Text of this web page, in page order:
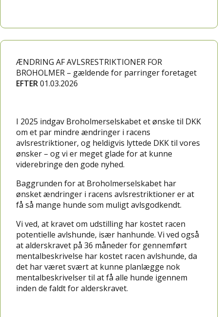
ÆNDRING AF AVLSRESTRIKTIONER FOR
BROHOLMER – gældende for parringer foretaget
EFTER01.03.2026
I 2025 indgav Broholmerselskabet et ønske til DKK
om et par mindre ændringer i racens
avlsrestriktioner, og heldigvis lyttede DKK til vores
ønsker – og vi er meget glade for at kunne
viderebringe den gode nyhed.
Baggrunden for at Broholmerselskabet har
ønsket ændringer i racens avlsrestriktioner er at
få så mange hunde som muligt avlsgodkendt.
Vi ved, at kravet om udstilling har kostet racen
potentielle avlshunde, især hanhunde. Vi ved også
at alderskravet på 36 måneder for gennemført
mentalbeskrivelse har kostet racen avlshunde, da
det har været svært at kunne planlægge nok
mentalbeskrivelser til at få alle hunde igennem
inden de faldt for alderskravet.